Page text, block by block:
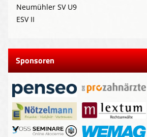
Neumühler SV U9
ESV II
Sponsoren